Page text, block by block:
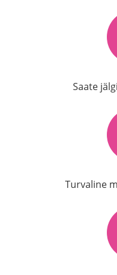
Saate
Turvaline